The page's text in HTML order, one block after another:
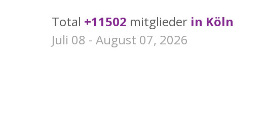
Total +11502 mitglieder in Köln
Juli 08 - August 07, 2026